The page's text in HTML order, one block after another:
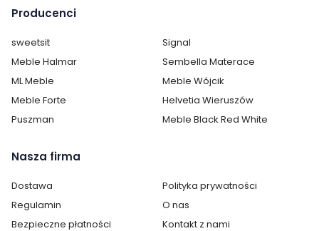
Producenci
sweetsit
Signal
Meble Halmar
Sembella Materace
ML Meble
Meble Wójcik
Meble Forte
Helvetia Wieruszów
Puszman
Meble Black Red White
Nasza firma
Dostawa
Polityka prywatności
Regulamin
O nas
Bezpieczne płatności
Kontakt z nami